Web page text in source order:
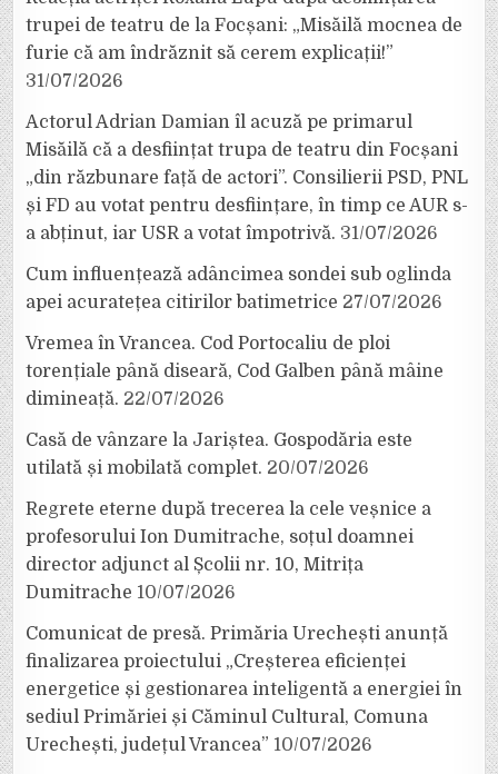
trupei de teatru de la Focșani: „Misăilă mocnea de
furie că am îndrăznit să cerem explicații!”
31/07/2026
Actorul Adrian Damian îl acuză pe primarul
Misăilă că a desființat trupa de teatru din Focșani
„din răzbunare față de actori”. Consilierii PSD, PNL
și FD au votat pentru desființare, în timp ce AUR s-
a abținut, iar USR a votat împotrivă. 31/07/2026
Cum influențează adâncimea sondei sub oglinda
apei acuratețea citirilor batimetrice 27/07/2026
Vremea în Vrancea. Cod Portocaliu de ploi
torențiale până diseară, Cod Galben până mâine
dimineață. 22/07/2026
Casă de vânzare la Jariștea. Gospodăria este
utilată și mobilată complet. 20/07/2026
Regrete eterne după trecerea la cele veșnice a
profesorului Ion Dumitrache, soțul doamnei
director adjunct al Școlii nr. 10, Mitrița
Dumitrache 10/07/2026
Comunicat de presă. Primăria Urechești anunță
finalizarea proiectului „Creșterea eficienței
energetice și gestionarea inteligentă a energiei în
sediul Primăriei și Căminul Cultural, Comuna
Urechești, județul Vrancea” 10/07/2026